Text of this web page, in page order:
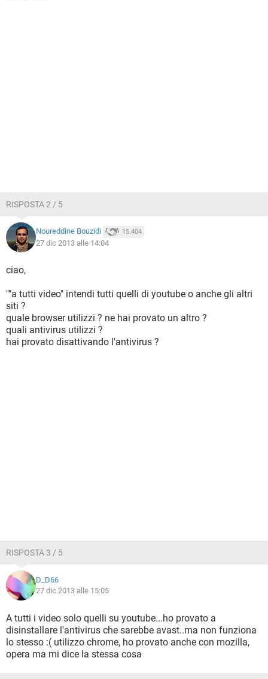
RISPOSTA 2 / 5
Noureddine Bouzidi 15.404
27 dic 2013 alle 14:04
ciao,
""a tutti video" intendi tutti quelli di youtube o anche gli altri
siti ?
quale browser utilizzi ? ne hai provato un altro ?
quali antivirus utilizzi ?
hai provato disattivando l'antivirus ?
RISPOSTA 3 / 5
D_D66
27 dic 2013 alle 15:05
A tutti i video solo quelli su youtube...ho provato a
disinstallare l'antivirus che sarebbe avast..ma non funziona
lo stesso :( utilizzo chrome, ho provato anche con mozilla,
opera ma mi dice la stessa cosa